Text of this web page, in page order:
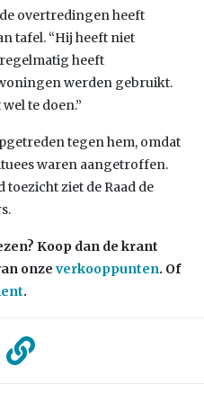
overtredingen heeft
tafel. “Hij heeft niet
heeft
werden gebruikt.
te doen.”
tegen hem, omdat
waren aangetroffen.
ziet de Raad de
Koop dan de krant
onze verkooppunten. Of
.